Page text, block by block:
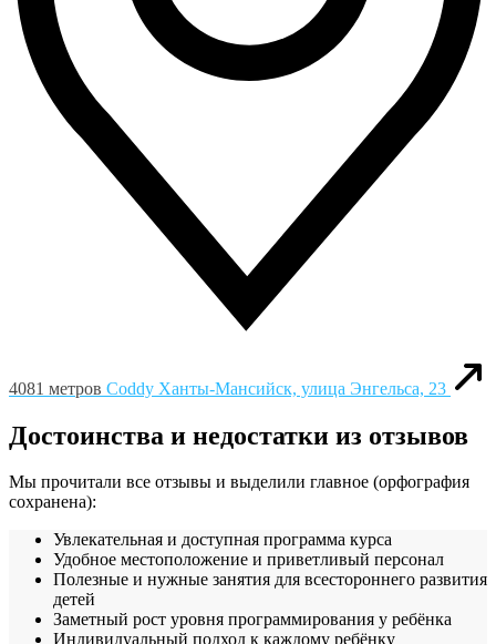
4081 метров Coddy Ханты-Мансийск, улица Энгельса, 23
Достоинства и недостатки из отзывов
Мы прочитали все отзывы и выделили главное (орфография
сохранена):
Увлекательная и доступная программа курса
Удобное местоположение и приветливый персонал
Полезные и нужные занятия для всестороннего развития
детей
Заметный рост уровня программирования у ребёнка
Индивидуальный подход к каждому ребёнку